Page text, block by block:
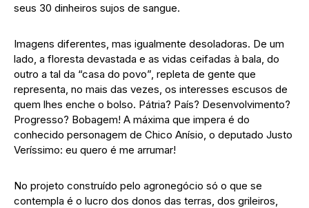
seus 30 dinheiros sujos de sangue.
Imagens diferentes, mas igualmente desoladoras. De um
lado, a floresta devastada e as vidas ceifadas à bala, do
outro a tal da “casa do povo”, repleta de gente que
representa, no mais das vezes, os interesses escusos de
quem lhes enche o bolso. Pátria? País? Desenvolvimento?
Progresso? Bobagem! A máxima que impera é do
conhecido personagem de Chico Anísio, o deputado Justo
Veríssimo: eu quero é me arrumar!
No projeto construído pelo agronegócio só o que se
contempla é o lucro dos donos das terras, dos grileiros,